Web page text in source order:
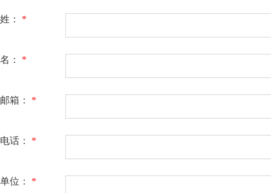
姓： *
名： *
邮箱： *
电话： *
单位： *